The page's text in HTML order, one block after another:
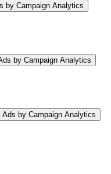
by Campaign Analytics
by Campaign Analytics
Ads by Campaign Analytics